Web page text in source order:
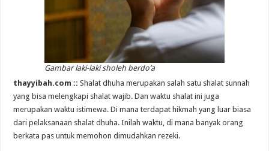
Gambar laki-laki sholeh berdo’a
thayyibah.com ::Shalat dhuha merupakan salah satu shalat sunnah
yang bisa melengkapi shalat wajib. Dan waktu shalat ini juga
merupakan waktu istimewa. Di mana terdapat hikmah yang luar biasa
dari pelaksanaan shalat dhuha. Inilah waktu, di mana banyak orang
berkata pas untuk memohon dimudahkan rezeki.